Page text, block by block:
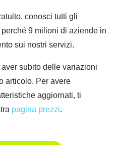
conosci tutti gli
9 milioni di aziende in
sui nostri servizi.
subito delle variazioni
articolo. Per avere
aggiornati, ti
pagina prezzi.